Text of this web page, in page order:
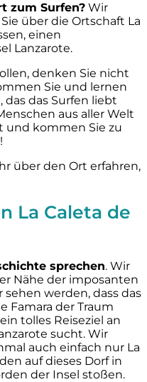
zum Surfen? Wir
über die Ortschaft La
einen
Lanzarote.
denken Sie nicht
Sie und lernen
das Surfen liebt
aus aller Welt
und kommen Sie zu
!
über den Ort erfahren,
La Caleta de
sprechen. Wir
Nähe der imposanten
sehen werden, dass das
Famara der Traum
tolles Reiseziel an
sucht. Wir
auch einfach nur La
auf dieses Dorf in
der Insel stoßen.